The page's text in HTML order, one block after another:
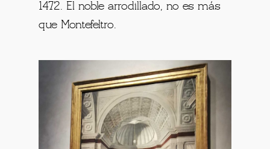
1472. El noble arrodillado, no es más
que Montefeltro.